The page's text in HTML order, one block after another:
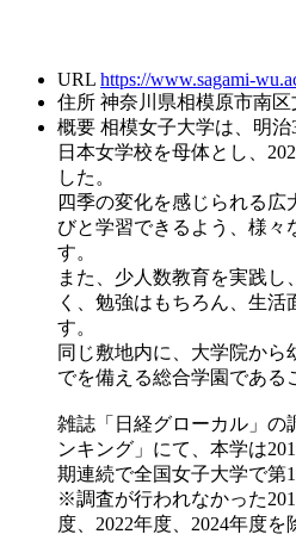
URL https://www.sagami-
住所 神奈川県相模原市南区
概要 相模女子大学は、明治
日本女学校を母体とし、
した。
四季の変化を感じられる
びと学習できるよう、様々
す。
また、少人数教育を実践し
く、勉強はもちろん、生活
す。
同じ敷地内に、大学院から
でを備える総合学園である
雑誌「日経グローカル」の
ンキング」にて、本学は
期連続で全国女子大学で第
※調査が行われなかった
度、2022年度、2024年度を